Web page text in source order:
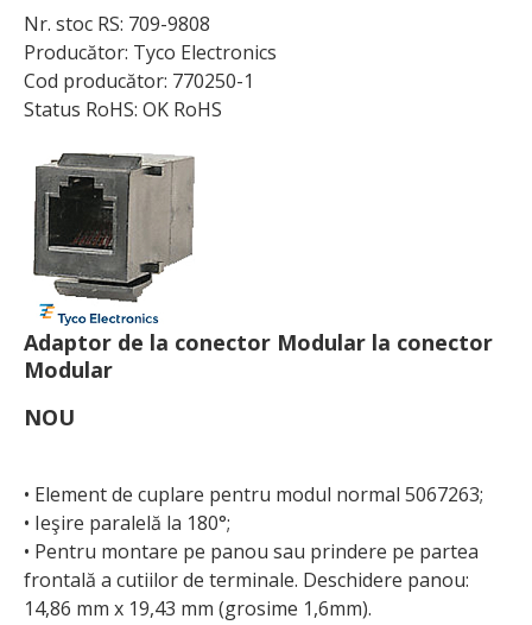
Nr. stoc RS: 709-9808
Producător: Tyco Electronics
Cod producător: 770250-1
Status RoHS: OK RoHS
Adaptor de la conector Modular la conector
Modular
NOU
• Element de cuplare pentru modul normal 5067263;
• Ieşire paralelă la 180°;
• Pentru montare pe panou sau prindere pe partea
frontală a cutiilor de terminale. Deschidere panou:
14,86 mm x 19,43 mm (grosime 1,6mm).